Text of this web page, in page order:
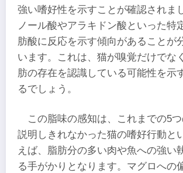
強い嗜好性を示すことが確認されま
ノール酸やアラキドン酸といった特
肪酸に反応を示す傾向があることが
います。これは、猫が嗅覚だけでな
肪の存在を認識している可能性を示
るでしょう。
この脂味の感知は、これまでの5
説明しきれなかった猫の嗜好行動と
えば、脂肪分の多い肉や魚への強い
る手がかりとなります。マグロへの